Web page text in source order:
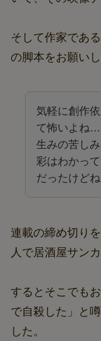
そして作家であ
の脚本をお願い
気軽に創作
て怖いよね…
生みの苦し
彩はわかっ
だったけど
連載の締め切り
人で居酒屋サン
するとそこでも
で自殺した」と
した。